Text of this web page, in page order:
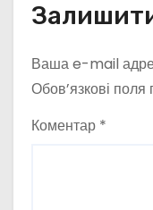
Ваша e-mail
Обов’язкові поля
Коментар *